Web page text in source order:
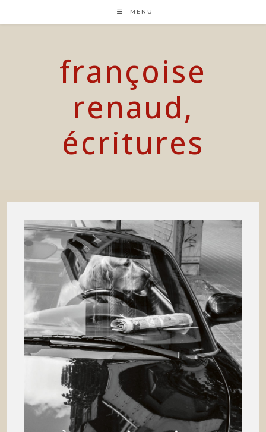
content
MENU
françoise
renaud,
écritures